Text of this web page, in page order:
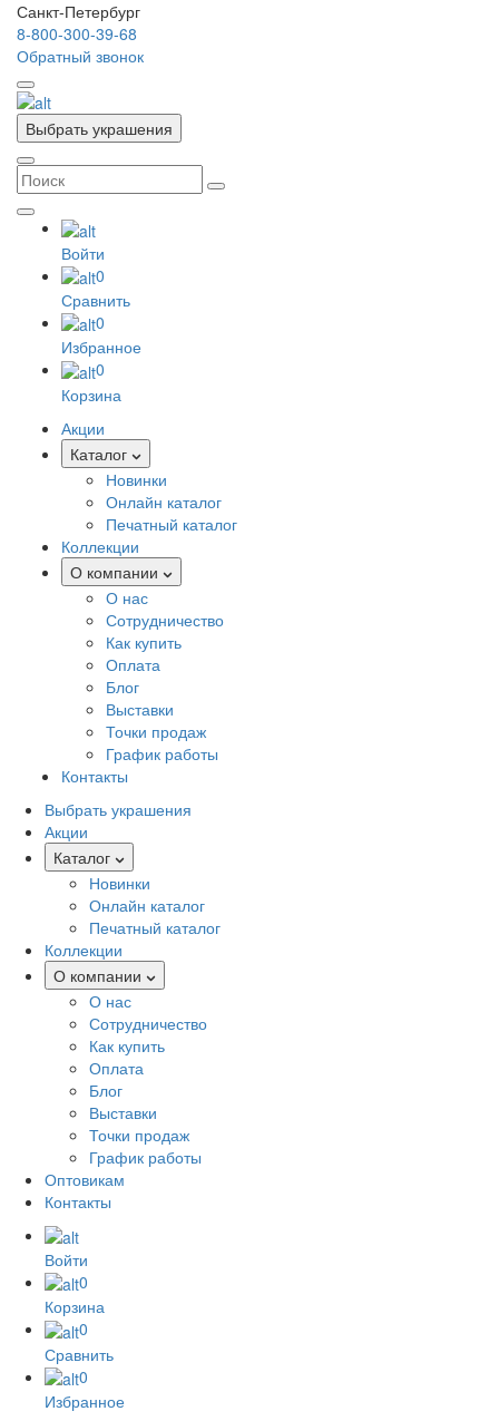
Санкт-Петербург
8-800-300-39-68
Обратный звонок
Выбрать украшения
Войти
0
Сравнить
0
Избранное
0
Корзина
Акции
Каталог
Новинки
Онлайн каталог
Печатный каталог
Коллекции
О компании
О нас
Сотрудничество
Как купить
Оплата
Блог
Выставки
Точки продаж
График работы
Контакты
Выбрать украшения
Акции
Каталог
Новинки
Онлайн каталог
Печатный каталог
Коллекции
О компании
О нас
Сотрудничество
Как купить
Оплата
Блог
Выставки
Точки продаж
График работы
Оптовикам
Контакты
Войти
0
Корзина
0
Сравнить
0
Избранное